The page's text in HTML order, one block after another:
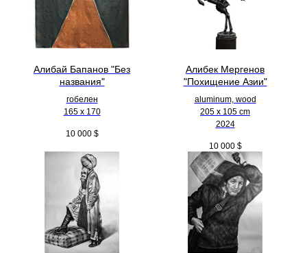
Алибай Бапанов "Без
названия"
гобелен
165 x 170
10 000 $
Алибек Мергенов
"Похищение Азии"
aluminum, wood
205 х 105 cm
2024
10 000 $